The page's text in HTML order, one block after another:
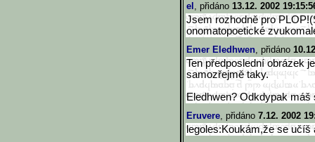
el , přidáno 13.12. 2002
Jsem rozhodně pro
onomatopoetické
Emer Eledhwen, přidáno
Ten předposlední obrázek
samozřejmě taky.
Eledhwen? Odkdypak máš
Eruvere, přidáno 7.12. 2002
legoles:Koukám,že se učíš